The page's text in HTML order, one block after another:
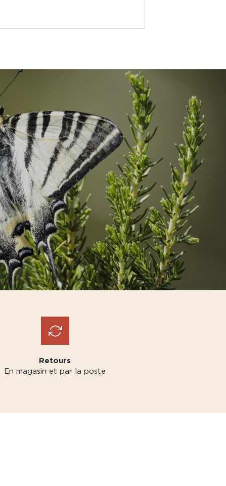
Retours
En magasin et par la poste